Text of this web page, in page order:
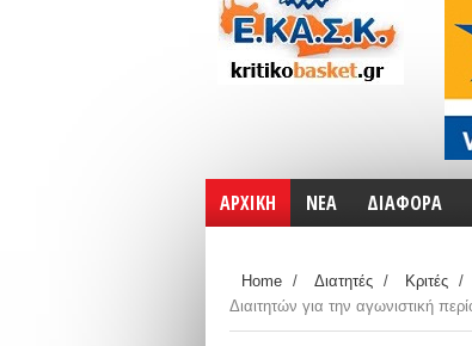
ΑΡΧΙΚΗ ΝΕΑ ΔΙΑΦΟΡΑ
Home / Διατητές / Κριτές /
Διαιτητών για την αγωνιστική